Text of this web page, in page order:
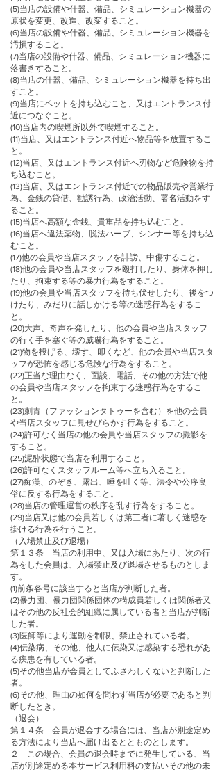
(5)当店の設備や什器、備品、シミュレーション機器の
原状を変更、改造、改変すること。
(6)当店の設備や什器、備品、シミュレーション機器を
汚損すること。
(7)当店の設備や什器、備品、シミュレーション機器に
落書きすること。
(8)当店の什器、備品、シミュレーション機器を持ち出
すこと。
(9)当店にペットを持ち込むこと、又はエントランス付
近につなぐこと。
(10)当店内の喫煙所以外で喫煙すること。
(11)当店、又はエントランス付近へ物品等を放置するこ
と。
(12)当店、又はエントランス付近へ刃物など危険物を持
ち込むこと。
(13)当店、又はエントランス付近での物品販売や営業行
為、金銭の貸借、勧誘行為、政治活動、署名活動をす
ること。
(15)当店へ高額な金銭、貴重品を持ち込むこと。
(16)当店へ違法薬物、脱法ハーブ、シンナー等を持ち込
むこと。
(17)他の会員や当店スタッフを誹謗、中傷すること。
(18)他の会員や当店スタッフを殴打したり、身体を押し
たり、拘束する等の暴力行為をすること。
(19)他の会員や当店スタッフを待ち伏せしたり、後をつ
けたり、みだりに話しかける等の迷惑行為をするこ
と。
(20)大声、奇声を発したり、他の会員や当店スタッフ
の行く手を塞ぐ等の威嚇行為をすること。
(21)物を投げる、壊す、叩くなど、他の会員や当店スタ
ッフが恐怖を感じる危険な行為をすること。
(22)正当な理由なく、面談、電話、その他の方法で他
の会員や当店スタッフを拘束する迷惑行為をするこ
と。
(23)刺青（ファッションタトゥーを含む）を他の会員
や当店スタッフに見せびらかす行為をすること。
(24)許可なく当店の他の会員や当店スタッフの撮影を
すること。
(25)泥酔状態で当店を利用すること。
(26)許可なくスタッフルーム等へ立ち入ること。
(27)痴漢、のぞき、露出、唾を吐く等、法令や公序良
俗に反する行為をすること。
(28)当店の管理運営の秩序を乱す行為をすること。
(29)当店又は他の会員若しくは第三者に著しく迷惑を
掛ける行為を行うこと。
（入場禁止及び退場）
第１３条 当店の利用中、又は入場にあたり、次の行
為をした会員は、入場禁止及び退場させるものとしま
す。
(1)前条各号に該当すると当店が判断した者。
(2)暴力団、暴力団関係団体の構成員若しくは関係者又
はその他の反社会的組織に属している者と当店が判断
した者。
(3)医師等により運動を制限、禁止されている者。
(4)伝染病、その他、他人に伝染又は感染する恐れがあ
る疾患を有している者。
(5)その他当店が会員としてふさわしくないと判断した
者。
(6)その他、理由の如何を問わず当店が必要であると判
断したとき。
（退会）
第１４条 会員が退会する場合には、当店が別途定め
る方法により当店へ届け出るととものとします。
２ この場合、会員の退会時までに発生している、当
店が別途定める本サービス利用料の支払いその他の未